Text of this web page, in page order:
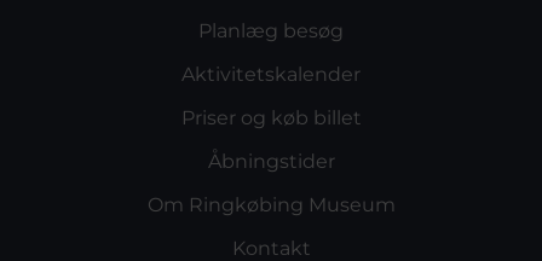
Planlæg besøg
Aktivitetskalender
Priser og køb billet
Åbningstider
Om Ringkøbing Museum
Kontakt